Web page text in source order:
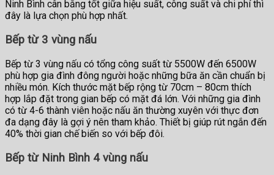
Ninh Bình cân bằng tốt giữa hiệu suất, công suất và chi phí thì
đây là lựa chọn phù hợp nhất.
Bếp từ 3 vùng nấu
Bếp từ 3 vùng nấu có tổng công suất từ 5500W đến 6500W
phù hợp gia đình đông người hoặc những bữa ăn cần chuẩn bị
nhiều món. Kích thước mặt bếp rộng từ 70cm – 80cm thích
hợp lắp đặt trong gian bếp có mặt đá lớn. Với những gia đình
có từ 4-6 thành viên hoặc nấu ăn thường xuyên với thực đơn
đa dạng đây là gợi ý nên tham khảo. Thiết bị giúp rút ngắn đến
40% thời gian chế biến so với bếp đôi.
Bếp từ Ninh Bình 4 vùng nấu